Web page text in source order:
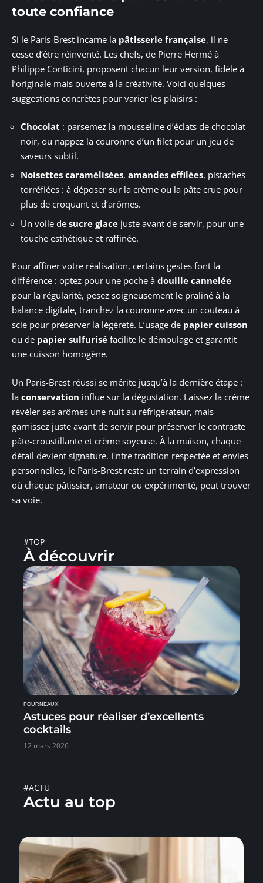
toute confiance
Si le Paris-Brest incarne la pâtisserie française, il ne
cesse d’être réinventé. Les chefs, de Pierre Hermé à
Philippe Conticini, proposent chacun leur version, fidèle à
l’originale mais ouverte à la créativité. Voici quelques
suggestions concrètes pour varier les plaisirs :
Chocolat : parsemez la mousseline d’éclats de chocolat
noir, ou nappez la couronne d’un filet pour un jeu de
saveurs subtil.
Noisettes caramélisées, amandes effilées, pistaches
torréfiées : à déposer sur la crème ou la pâte crue pour
plus de croquant et d’arômes.
Un voile de sucre glace juste avant de servir, pour une
touche esthétique et raffinée.
Pour affiner votre réalisation, certains gestes font la
différence : optez pour une poche à douille cannelée
pour la régularité, pesez soigneusement le praliné à la
balance digitale, tranchez la couronne avec un couteau à
scie pour préserver la légèreté. L’usage de papier cuisson
ou de papier sulfurisé facilite le démoulage et garantit
une cuisson homogène.
Un Paris-Brest réussi se mérite jusqu’à la dernière étape :
la conservation influe sur la dégustation. Laissez la crème
révéler ses arômes une nuit au réfrigérateur, mais
garnissez juste avant de servir pour préserver le contraste
pâte-croustillante et crème soyeuse. À la maison, chaque
détail devient signature. Entre tradition respectée et envies
personnelles, le Paris-Brest reste un terrain d’expression
où chaque pâtissier, amateur ou expérimenté, peut trouver
sa voie.
#TOP
À découvrir
FOURNEAUX
Astuces pour réaliser d’excellents
cocktails
12 mars 2026
#ACTU
Actu au top